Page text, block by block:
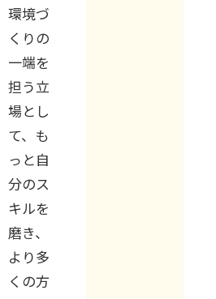
環境づ
くりの
一端を
担う立
場とし
て、も
っと自
分のス
キルを
磨き、
より多
くの方